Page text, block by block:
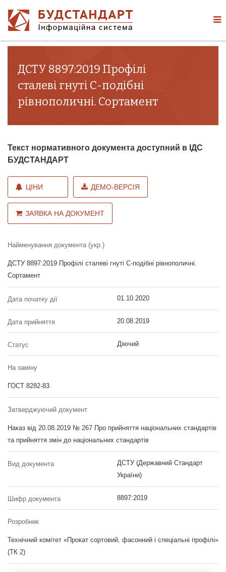
ДСТУ 8897:2019 Профілі
сталеві гнуті С-подібні
рівнополичні. Сортамент
Текст нормативного документа доступний в ІДС
БУДСТАНДАРТ
ЦІНИ ДЕМО-ВЕРСІЯ
ЗАЯВКА НА ДОКУМЕНТ
Найменування документа (укр.)
ДСТУ 8897:2019 Профілі сталеві гнуті С-подібні рівнополичні.
Сортамент
Дата початку дії 01.10.2020
Дата прийняття 20.08.2019
Статус Діючий
На заміну
ГОСТ 8282-83
Затверджуючий документ
Наказ від 20.08.2019 № 267 Про прийняття національних стандартів
та прийняття змін до національних стандартів
Вид документа
ДСТУ (Державний Стандарт
України)
Шифр документа 8897:2019
Розробник
Технічний комітет «Прокат сортовий, фасонний і спеціальні профілі»
(ТК 2)